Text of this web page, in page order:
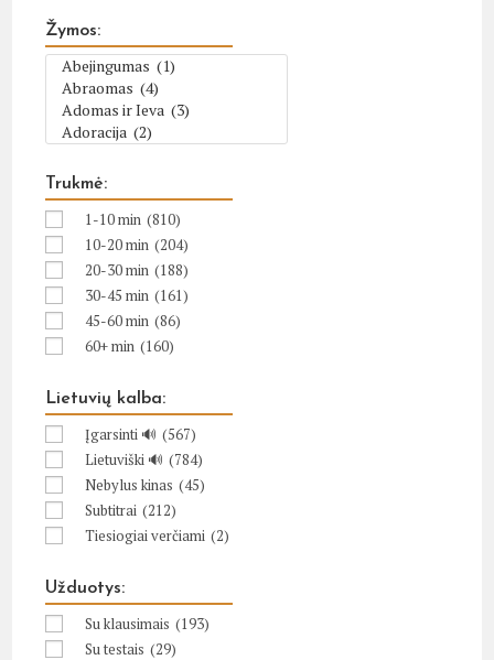
Žymos:
Trukmė:
1-10 min (810)
10-20 min (204)
20-30 min (188)
30-45 min (161)
45-60 min (86)
60+ min (160)
Lietuvių kalba:
Įgarsinti 🔊 (567)
Lietuviški 🔊 (784)
Nebylus kinas (45)
Subtitrai (212)
Tiesiogiai verčiami (2)
Užduotys:
Su klausimais (193)
Su testais (29)